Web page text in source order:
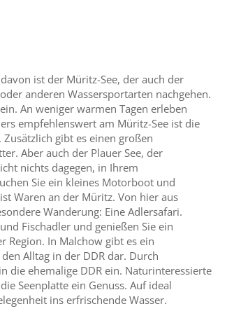
ist der Müritz-See, der auch der
anderen Wassersportarten nachgehen.
An weniger warmen Tagen erleben
empfehlenswert am Müritz-See ist die
gibt es einen großen
Aber auch der Plauer See, der
nichts dagegen, in Ihrem
Sie ein kleines Motorboot und
Waren an der Müritz. Von hier aus
Wanderung: Eine Adlersafari.
Fischadler und genießen Sie ein
Region. In Malchow gibt es ein
Alltag in der DDR dar. Durch
die ehemalige DDR ein. Naturinteressierte
Seenplatte ein Genuss. Auf ideal
ins erfrischende Wasser.